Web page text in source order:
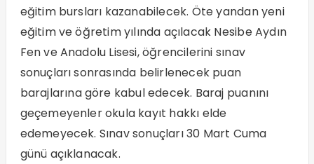
eğitim bursları kazanabilecek. Öte yandan yeni
eğitim ve öğretim yılında açılacak Nesibe Aydın
Fen ve Anadolu Lisesi, öğrencilerini sınav
sonuçları sonrasında belirlenecek puan
barajlarına göre kabul edecek. Baraj puanını
geçemeyenler okula kayıt hakkı elde
edemeyecek. Sınav sonuçları 30 Mart Cuma
günü açıklanacak.